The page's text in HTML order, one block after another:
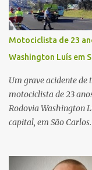
foram divulgadas
feridos. Equipes da
ocorrência e
última atualização,
Civil investigará a
circunstâncias do
Motociclista de 23
Washington Luís em
Um grave acidente
motociclista de 23
Rodovia Washington
capital, em São
veículo, o trânsito